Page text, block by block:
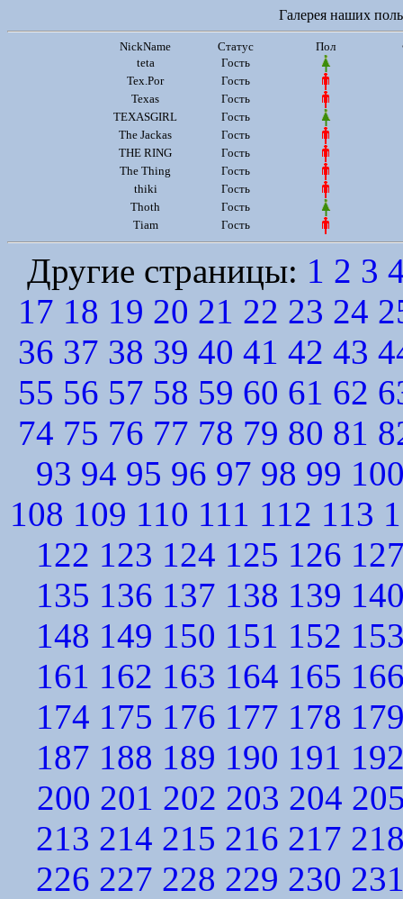
Галерея наших
NickName Статус Пол
teta
Гость
Tex.Por
Гость
Texas
Гость
TEXASGIRL
Гость
The Jackas
Гость
THE RING
Гость
The Thing
Гость
thiki
Гость
Thoth
Гость
Tiam
Гость
Другие страницы: 1 2 3
17 18 19 20 21 22 23 24
36 37 38 39 40 41 42 43
55 56 57 58 59 60 61 62
74 75 76 77 78 79 80 81
93 94 95 96 97 98 99
108 109 110 111 112 113
122 123 124 125 126
135 136 137 138 139
148 149 150 151 152
161 162 163 164 165
174 175 176 177 178
187 188 189 190 191
200 201 202 203 204
213 214 215 216 217
226 227 228 229 230